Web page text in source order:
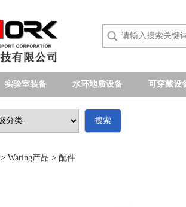
实验室装备 水环地质设备 可穿戴设
搜索
> Waring产品 > 配件